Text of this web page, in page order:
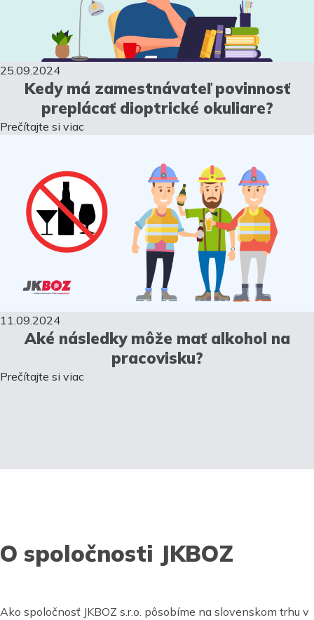
25.09.2024
Kedy má zamestnávateľ povinnosť
preplácať dioptrické okuliare?
Prečítajte si viac
11.09.2024
Aké následky môže mať alkohol na
pracovisku?
Prečítajte si viac
O spoločnosti JKBOZ
Ako spoločnosť JKBOZ s.r.o. pôsobíme na slovenskom trhu v